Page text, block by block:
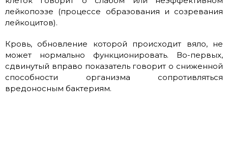
лейкопоэзе (процессе образования и созревания
лейкоцитов).
Кровь, обновление которой происходит вяло, не
может нормально функционировать. Во-первых,
сдвинутый вправо показатель говорит о сниженной
способности организма сопротивляться
вредоносным бактериям.